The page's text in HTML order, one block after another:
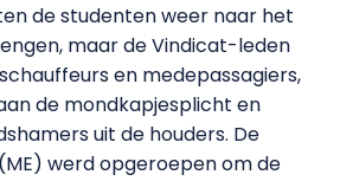
de studenten weer naar het
maar de Vindicat-leden
en medepassagiers,
de mondkapjesplicht en
uit de houders. De
werd opgeroepen om de